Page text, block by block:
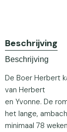
Beschrijving
Beschrijving
De Boer Herbert
van Herbert
en Yvonne. De
het lange,
minimaal 78